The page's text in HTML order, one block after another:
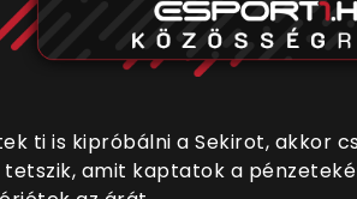
ti is kipróbálni a Sekirot, akkor
amit kaptatok a